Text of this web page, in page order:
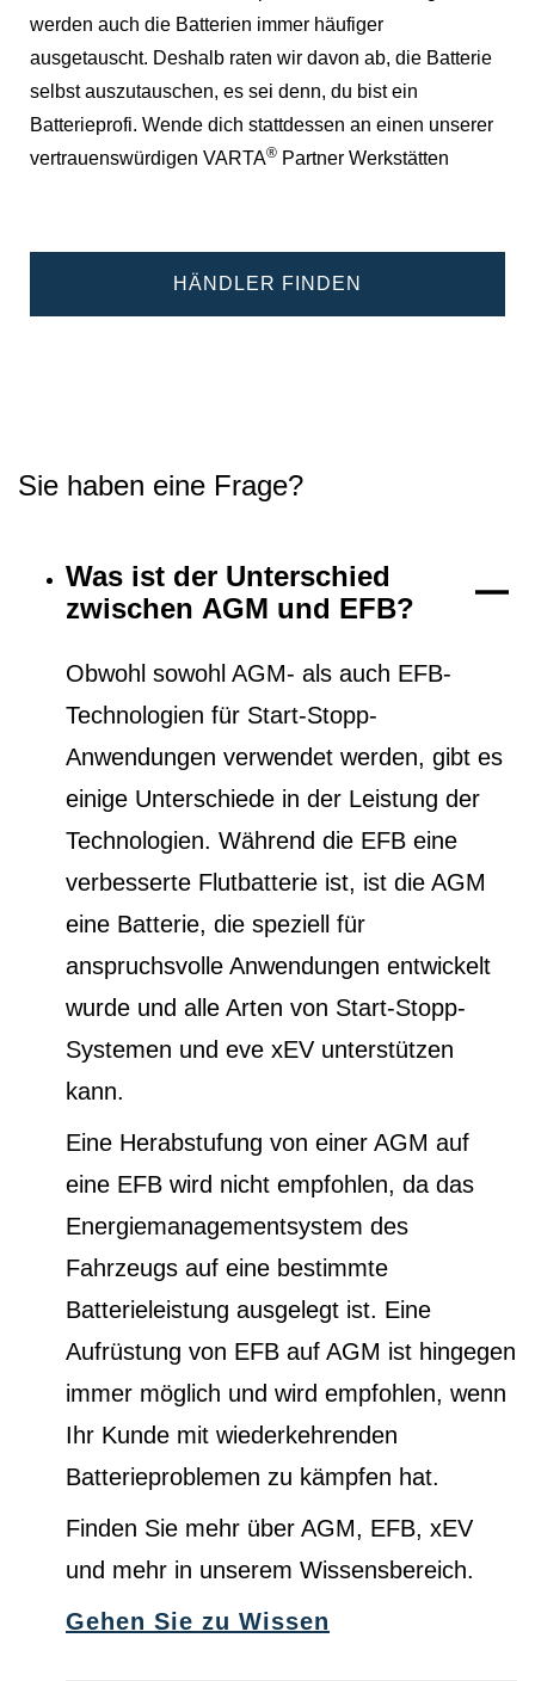
werden auch die Batterien immer häufiger
ausgetauscht. Deshalb raten wir davon ab, die Batterie
selbst auszutauschen, es sei denn, du bist ein
Batterieprofi. Wende dich stattdessen an einen unserer
vertrauenswürdigen VARTA® Partner Werkstätten
HÄNDLER FINDEN
Sie haben eine Frage?
Was ist der Unterschied
zwischen AGM und EFB?
Obwohl sowohl AGM- als auch EFB-
Technologien für Start-Stopp-
Anwendungen verwendet werden, gibt es
einige Unterschiede in der Leistung der
Technologien. Während die EFB eine
verbesserte Flutbatterie ist, ist die AGM
eine Batterie, die speziell für
anspruchsvolle Anwendungen entwickelt
wurde und alle Arten von Start-Stopp-
Systemen und eve xEV unterstützen
kann.
Eine Herabstufung von einer AGM auf
eine EFB wird nicht empfohlen, da das
Energiemanagementsystem des
Fahrzeugs auf eine bestimmte
Batterieleistung ausgelegt ist. Eine
Aufrüstung von EFB auf AGM ist hingegen
immer möglich und wird empfohlen, wenn
Ihr Kunde mit wiederkehrenden
Batterieproblemen zu kämpfen hat.
Finden Sie mehr über AGM, EFB, xEV
und mehr in unserem Wissensbereich.
Gehen Sie zu Wissen